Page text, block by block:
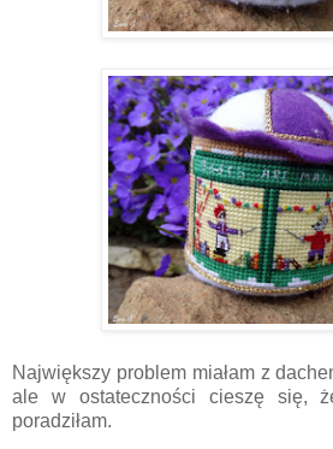
Największy problem miałam z
ale w ostateczności cieszę się,
poradziłam.